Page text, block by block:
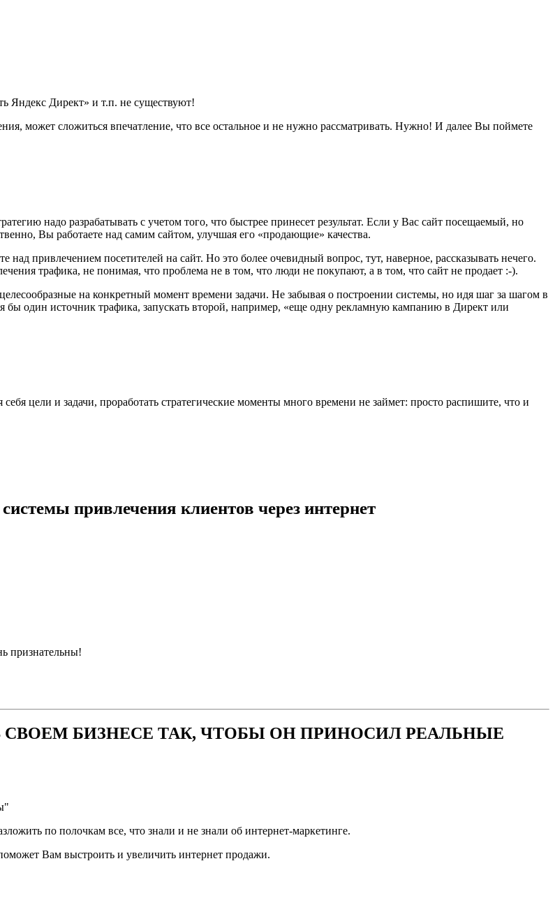
Яндекс Директ» и т.п. не существуют!
может сложиться впечатление, что все остальное и не нужно рассматривать. Нужно! И далее Вы поймете
надо разрабатывать с учетом того, что быстрее принесет результат. Если у Вас сайт посещаемый, но
Вы работаете над самим сайтом, улучшая его «продающие» качества.
привлечением посетителей на сайт. Но это более очевидный вопрос, тут, наверное, рассказывать нечего.
трафика, не понимая, что проблема не в том, что люди не покупают, а в том, что сайт не продает :-).
на конкретный момент времени задачи. Не забывая о построении системы, но идя шаг за шагом в
один источник трафика, запускать второй, например, «еще одну рекламную кампанию в Директ или
цели и задачи, проработать стратегические моменты много времени не займет: просто распишите, что и
привлечения клиентов через интернет
признательны!
БИЗНЕСЕ ТАК, ЧТОБЫ ОН ПРИНОСИЛ РЕАЛЬНЫЕ
по полочкам все, что знали и не знали об интернет-маркетинге.
Вам выстроить и увеличить интернет продажи.